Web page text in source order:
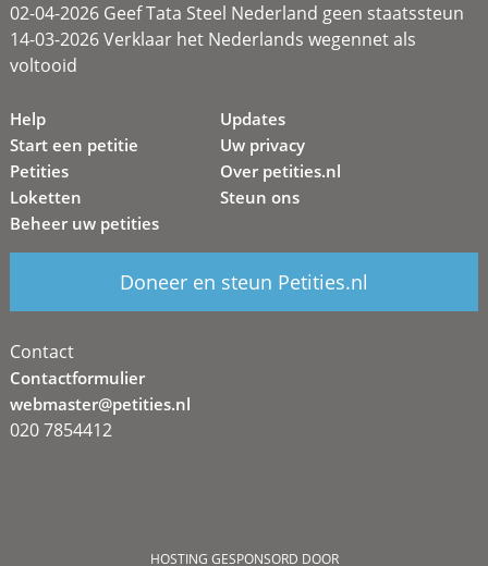
02-04-2026 Geef Tata Steel Nederland geen staatssteun
14-03-2026 Verklaar het Nederlands wegennet als
voltooid
Help
Start een petitie
Petities
Loketten
Beheer uw petities
Updates
Uw privacy
Over petities.nl
Steun ons
Doneer en steun Petities.nl
Contact
Contactformulier
webmaster@petities.nl
020 7854412
HOSTING GESPONSORD DOOR